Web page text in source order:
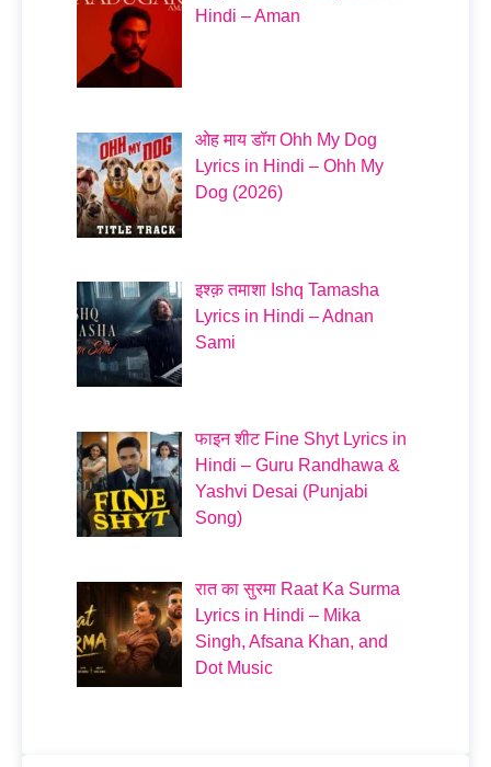
Hindi – Aman
ओह माय डॉग Ohh My Dog
Lyrics in Hindi – Ohh My
Dog (2026)
इश्क़ तमाशा Ishq Tamasha
Lyrics in Hindi – Adnan
Sami
फाइन शीट Fine Shyt Lyrics in
Hindi – Guru Randhawa &
Yashvi Desai (Punjabi
Song)
रात का सुरमा Raat Ka Surma
Lyrics in Hindi – Mika
Singh, Afsana Khan, and
Dot Music